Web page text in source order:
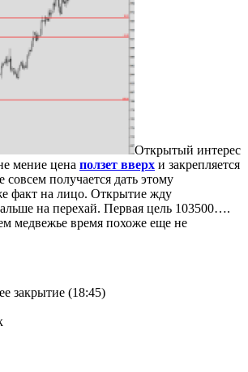
Открытый интерес
мение цена ползет вверх и закрепляется
получается дать этому
факт на лицо. Открытие жду
на перехай. Первая цель 103500….
время похоже еще не
закрытие (18:45)